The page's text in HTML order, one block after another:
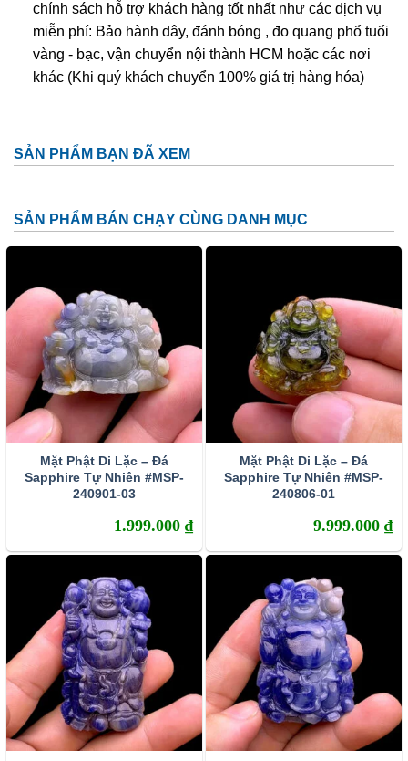
chính sách hỗ trợ khách hàng tốt nhất như các dịch vụ
miễn phí: Bảo hành dây, đánh bóng , đo quang phổ tuổi
vàng - bạc, vận chuyển nội thành HCM hoặc các nơi
khác (Khi quý khách chuyển 100% giá trị hàng hóa)
SẢN PHẨM BẠN ĐÃ XEM
SẢN PHẨM BÁN CHẠY CÙNG DANH MỤC
Mặt Phật Di Lặc – Đá
Sapphire Tự Nhiên #MSP-
240901-03
1.999.000 ₫
Mặt Phật Di Lặc – Đá
Sapphire Tự Nhiên #MSP-
240806-01
9.999.000 ₫